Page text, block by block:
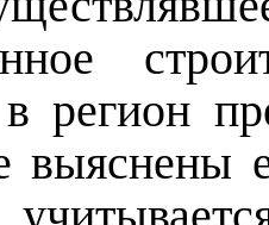
в регион
выяснены